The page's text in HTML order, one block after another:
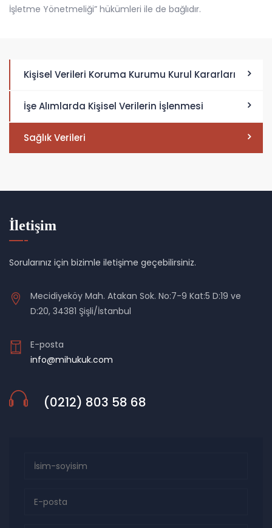
Kişisel Verileri Koruma Kurumu Kurul Kararları
İşe Alımlarda Kişisel Verilerin İşlenmesi
Sağlık Verileri
İşletme Yönetmeliği” hükümleri ile de bağlıdır.
İletişim
Sorularınız için bizimle iletişime geçebilirsiniz.
Mecidiyeköy Mah. Atakan Sok. No:7-9 Kat:5 D:19 ve
D:20, 34381 Şişli/İstanbul
E-posta
info@mihukuk.com
(0212) 803 58 68